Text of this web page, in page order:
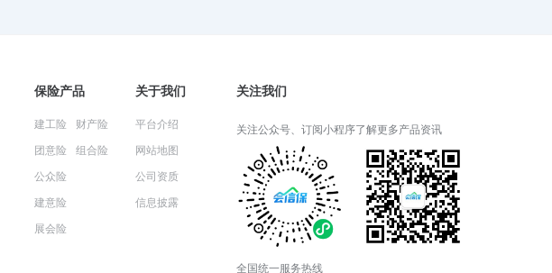
财产一切险和家庭财产保险有什么
2024-05-28 05:21:14
财产一切险包括哪些基本保障？
2024-05-27 03:41:35
保险产品
建工险
团意险
公众险
建意险
展会险
财产险
组合险
关于我们
平台介绍
网站地图
公司资质
信息披露
关注我们
关注公众号、订阅小程序了解更多产品资讯
全国统一服务热线